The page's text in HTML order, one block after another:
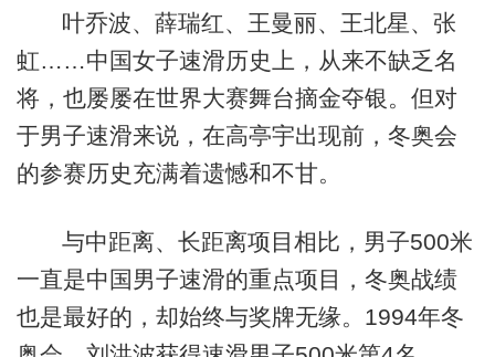
叶乔波、薛瑞红、王曼丽、王北星、张
虹……中国女子速滑历史上，从来不缺乏名
将，也屡屡在世界大赛舞台摘金夺银。但对
于男子速滑来说，在高亭宇出现前，冬奥会
的参赛历史充满着遗憾和不甘。
与中距离、长距离项目相比，男子500米
一直是中国男子速滑的重点项目，冬奥战绩
也是最好的，却始终与奖牌无缘。1994年冬